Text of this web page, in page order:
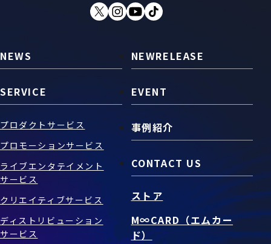
SNS
お問い合わせ
NEWS
SERVICE
プロダクトサービス
プロモーションサービス
ライブエンタテイメント
サービス
クリエイティブサービス
ディストリビューション
サービス
NEWRELEASE
EVENT
事例紹介
CONTACT US
ストア
M∞CARD（エムカー
ド）